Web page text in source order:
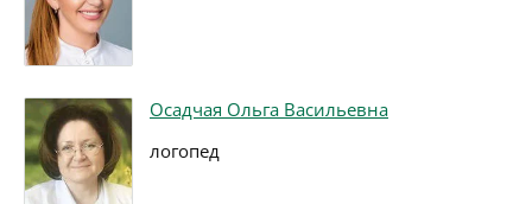
Осадчая Ольга Васильевна
логопед